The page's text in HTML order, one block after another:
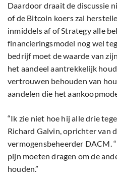
Daardoor draait de discussie
of de Bitcoin koers zal
inmiddels af of Strategy alle
financieringsmodel nog wel
bedrijf moet de waarde van
het aandeel aantrekkelijk
vertrouwen behouden van
aandelen die het
“Ik zie niet hoe hij alle drie
Richard Galvin, oprichter van
vermogensbeheerder DACM.
pijn moeten dragen om de
houden.”